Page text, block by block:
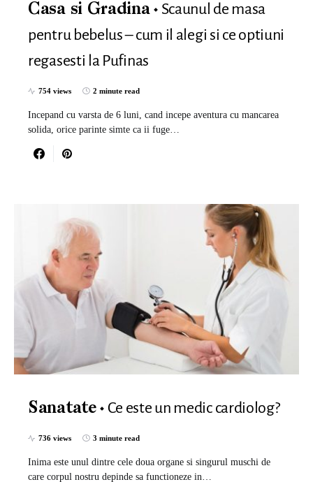
Casa si Gradina
Scaunul de masa
pentru bebelus – cum il alegi si ce optiuni
regasesti la Pufinas
754 views 2 minute read
Incepand cu varsta de 6 luni, cand incepe aventura cu mancarea
solida, orice parinte simte ca ii fuge…
Sanatate Ce este un medic cardiolog?
736 views 3 minute read
Inima este unul dintre cele doua organe si singurul muschi de
care corpul nostru depinde sa functioneze in…